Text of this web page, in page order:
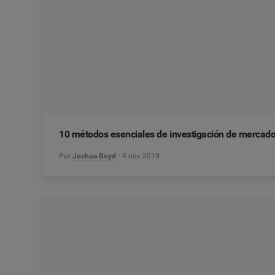
10 métodos esenciales de investigación de
Por Joshua Boyd 4 nov 2019